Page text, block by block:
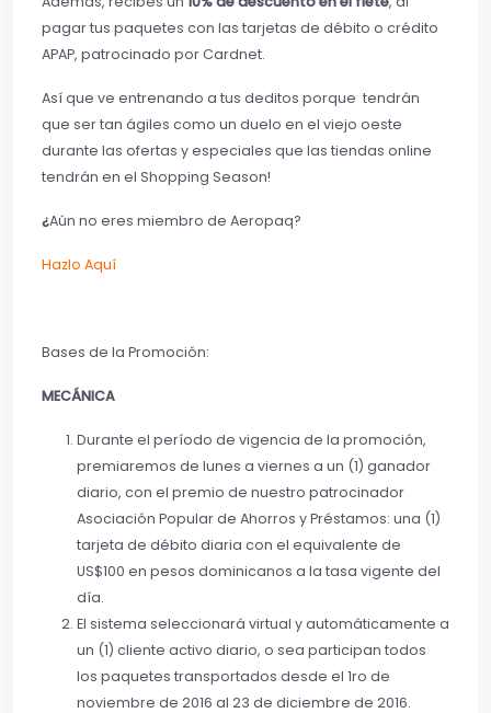
pagar tus paquetes con las tarjetas de débito o crédito
APAP, patrocinado por Cardnet.
Así que ve entrenando a tus deditos porque tendrán
que ser tan ágiles como un duelo en el viejo oeste
durante las ofertas y especiales que las tiendas online
tendrán en el Shopping Season!
¿Aún no eres miembro de Aeropaq?
Hazlo Aquí
Bases de la Promoción:
MECÁNICA
Durante el período de vigencia de la promoción,
premiaremos de lunes a viernes a un (1) ganador
diario, con el premio de nuestro patrocinador
Asociación Popular de Ahorros y Préstamos: una (1)
tarjeta de débito diaria con el equivalente de
US$100 en pesos dominicanos a la tasa vigente del
día.
El sistema seleccionará virtual y automáticamente a
un (1) cliente activo diario, o sea participan todos
los paquetes transportados desde el 1ro de
noviembre de 2016 al 23 de diciembre de 2016.